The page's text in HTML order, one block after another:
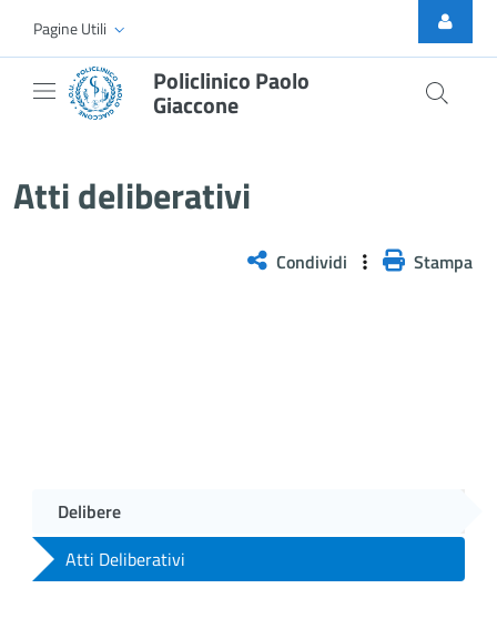
Skip to Main Content
Pagine Utili
Policlinico Paolo
Giaccone
Atti deliberativi
Condividi Stampa
Delibere
Atti Deliberativi